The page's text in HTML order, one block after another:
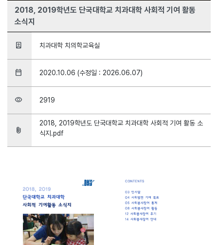
2018, 2019학년도 단국대학교 치과대학 사회적 기여 활동
소식지
person_book 치과대학 치의학교육실
date_range 2020.10.06 (수정일 : 2026.06.07)
visibility 2919
attach_file
2018, 2019학년도 단국대학교 치과대학 사회적 기여 활동 소
식지.pdf